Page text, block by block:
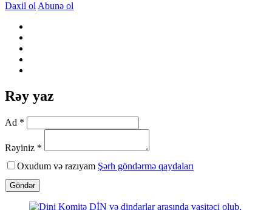
Daxil ol Abunə ol
Rəy yaz
Ad *
Rəyiniz *
Oxudum və razıyam Şərh göndərmə qaydaları
Göndər